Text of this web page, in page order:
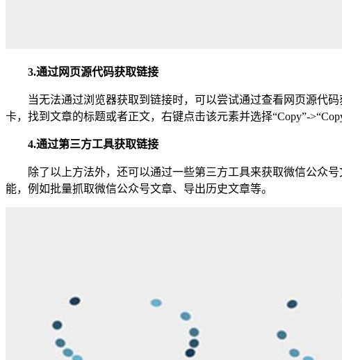
3.通过网页源代码获取链接
当无法通过浏览器获取到链接时，可以尝试通过查看网页源代
卡，找到文章的标题或者正文，右键点击该元素并选择“Copy”-
4.通过第三方工具获取链接
除了以上方法外，还可以通过一些第三方工具来获取微信公众
能，例如批量抓取微信公众号文章、导出历史文章等。